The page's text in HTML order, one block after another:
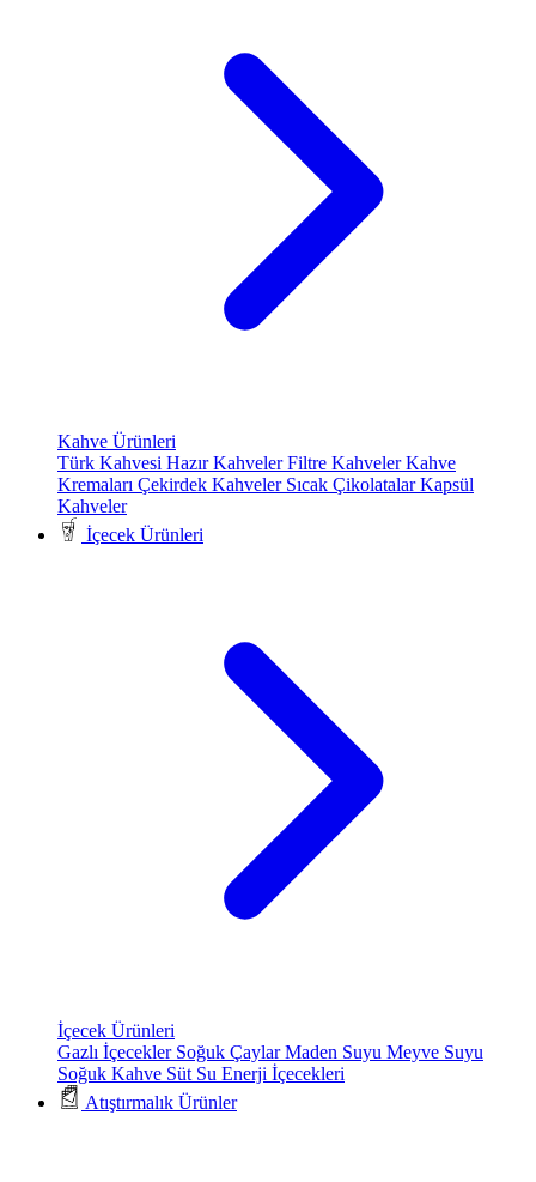
Kahve Ürünleri
Türk Kahvesi Hazır KahvelerFiltre KahvelerKahve
Kremaları Çekirdek Kahveler Sıcak ÇikolatalarKapsül
Kahveler
İçecek Ürünleri
İçecek Ürünleri
Gazlı İçecekler Soğuk ÇaylarMaden Suyu Meyve Suyu
Soğuk Kahve Süt Su Enerji İçecekleri
Atıştırmalık Ürünler